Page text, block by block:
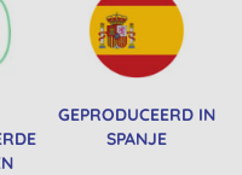
GEPRODUCEERD IN
SPANJE